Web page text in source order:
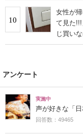
10
女性が
て見た!!!
じ買いな
アンケート
実施中
声が好きな「
回答数：49465